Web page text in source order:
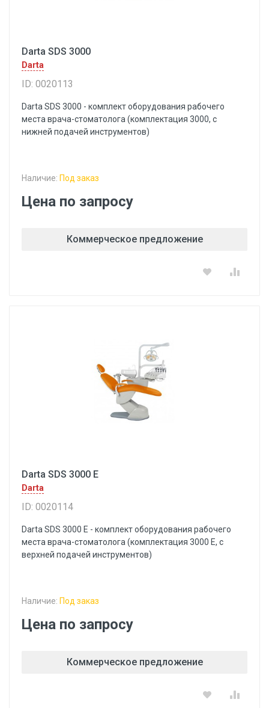
Darta SDS 3000
Darta
ID: 0020113
Darta SDS 3000 - комплект оборудования рабочего
места врача-стоматолога (комплектация 3000, с
нижней подачей инструментов)
Наличие: Под заказ
Цена по запросу
Коммерческое предложение
Darta SDS 3000 E
Darta
ID: 0020114
Darta SDS 3000 E - комплект оборудования рабочего
места врача-стоматолога (комплектация 3000 E, с
верхней подачей инструментов)
Наличие: Под заказ
Цена по запросу
Коммерческое предложение